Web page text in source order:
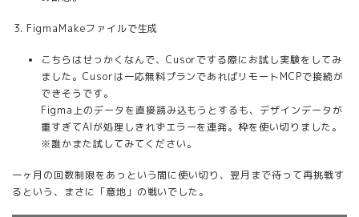
FigmaMakeファイルで生成
こちらはせっかくなんで、Cusorでする際にお試し実験をしてみ
ました。Cusorは一応無料プランであればリモートMCPで接続が
できそうです。
Figma上のデータを直接読み込もうとするも、デザインデータが
重すぎてAIが処理しきれずエラーを連発。枠を使い切りました。
※誰かまた試してみてください。
一ヶ月の回数制限をあっという間に使い切り、翌月まで待って再挑戦す
るという、まさに「意地」の戦いでした。